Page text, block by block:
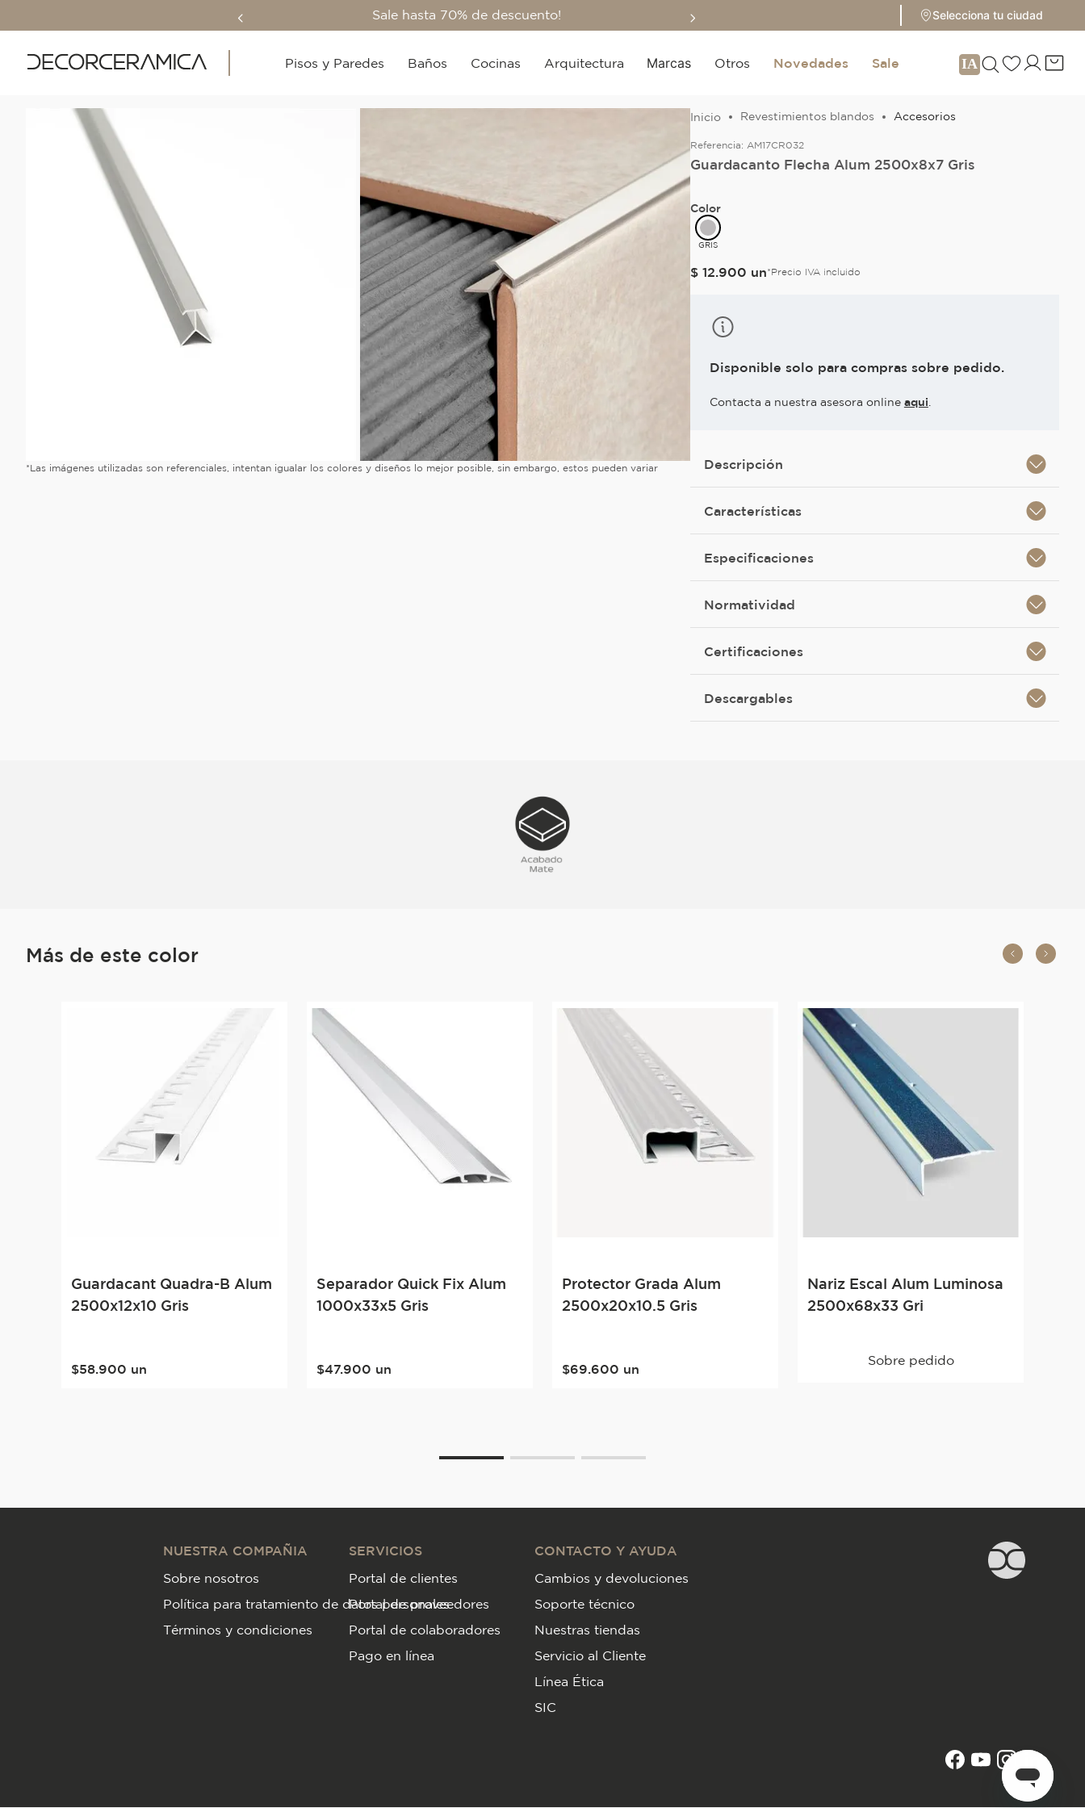
Sale hasta 70% de descuento! Selecciona tu ciudad
Pisos y Paredes Baños Cocinas Arquitectura Marcas Otros Novedades Sale
*Las imágenes utilizadas son referenciales, intentan igualar los colores y diseños lo mejor posible, sin embargo, estos pueden variar
Revestimientos blandos Accesorios
Referencia: AM17CR032
Guardacanto Flecha Alum 2500x8x7 Gris
Color
GRIS
$ 12.900 un*Precio IVA incluido
Disponible solo para compras sobre pedido.
Contacta a nuestra asesora online aqui
Descripción
Características
Especificaciones
Normatividad
Certificaciones
Descargables
Más de este color
Guardacant Quadra-B Alum
2500x12x10 Gris
$58.900 un
Separador Quick Fix Alum
1000x33x5 Gris
$47.900 un
Protector Grada Alum
2500x20x10.5 Gris
$69.600 un
Nariz Escal Alum Luminosa
2500x68x33 Gri
Sobre pedido
NUESTRA COMPAÑIA
Sobre nosotros
Política para tratamiento de datos personales
Términos y condiciones
SERVICIOS
Portal de clientes
Portal de proveedores
Portal de colaboradores
Pago en línea
CONTACTO Y AYUDA
Cambios y devoluciones
Soporte técnico
Nuestras tiendas
Servicio al Cliente
Línea Ética
SIC